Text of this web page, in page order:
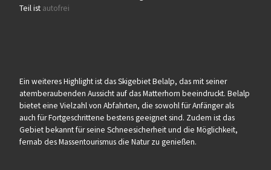
Teil ist autofrei
Ein weiteres Highlight ist das Skigebiet Belalp, das mit seiner
atemberaubenden Aussicht auf das Matterhorn beeindruckt. Belalp
bietet eine Vielzahl von Abfahrten, die sowohl für Anfänger als
auch für Fortgeschrittene bestens geeignet sind. Zudem ist das
Gebiet bekannt für seine Schneesicherheit und die Möglichkeit,
fernab des Massentourismus die Natur zu genießen.